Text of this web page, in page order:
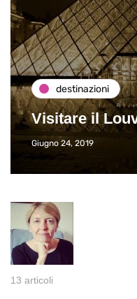
destinazioni
Visitare il
Giugno 24, 2019
13 articoli